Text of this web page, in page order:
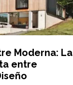
Moderna: La
entre